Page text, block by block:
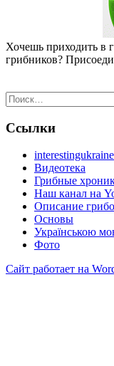
Хочешь приходить в
грибников?
Найти:
Ссылки
Видеотека
Грибные
Наш канал на
Описание
Основы
Українською
Фото
Сайт работает на